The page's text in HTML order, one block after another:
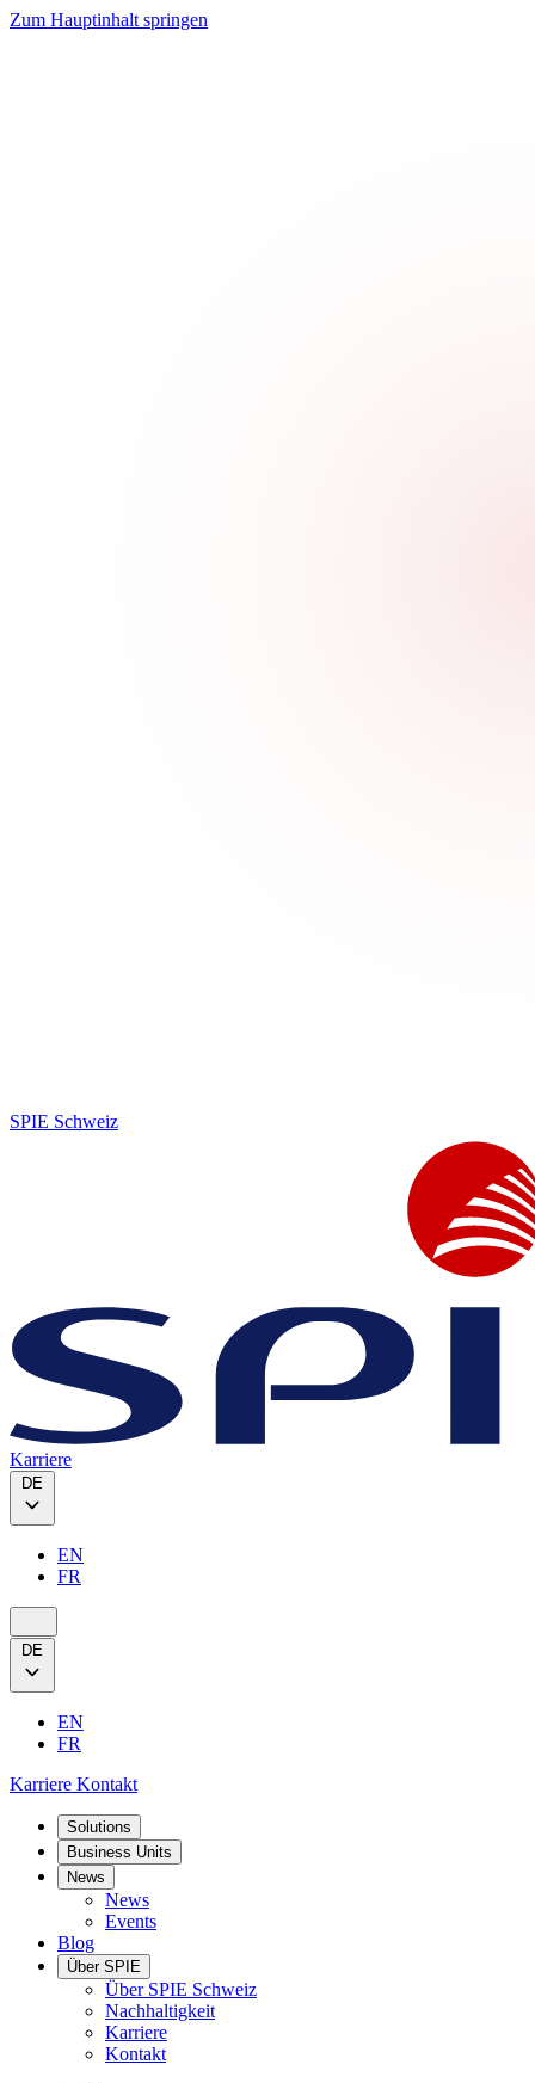
Zum Hauptinhalt springen
SPIE Schweiz
Karriere
DE
EN
FR
DE
EN
FR
Karriere Kontakt
Solutions
Business Units
News
News
Events
Blog
Über SPIE
Über SPIE Schweiz
Nachhaltigkeit
Karriere
Kontakt